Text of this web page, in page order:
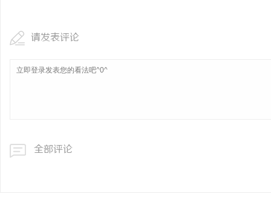
请发表评论
全部评论